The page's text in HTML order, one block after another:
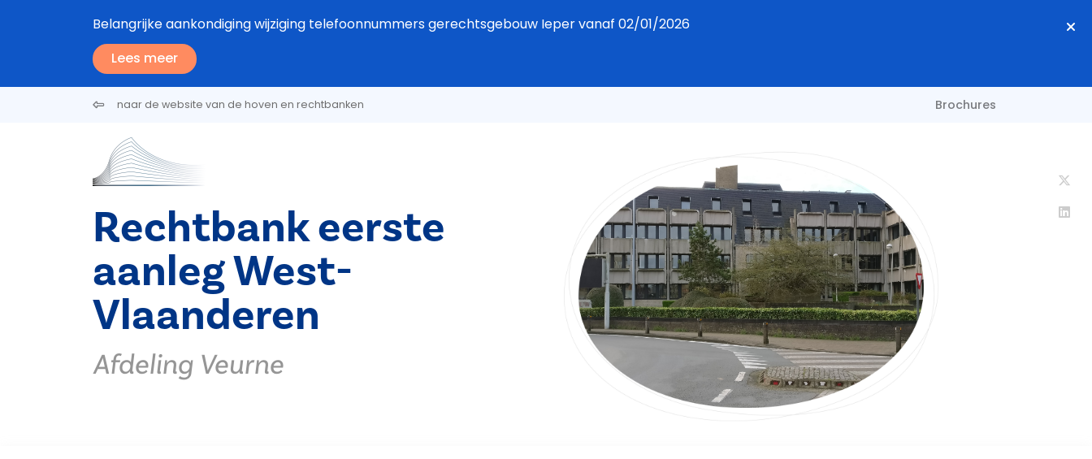
Belangrijke aankondiging wijziging telefoonnummers gerechtsgebouw Ieper vanaf 02/01/2026
Lees meer
naar de website van de hoven en rechtbanken Brochures
Rechtbank eerste
aanleg West-
Vlaanderen
Afdeling Veurne